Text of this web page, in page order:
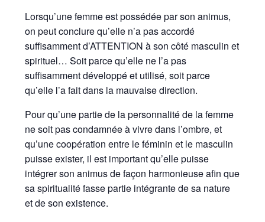
Lorsqu’une femme est possédée par son animus,
on peut conclure qu’elle n’a pas accordé
suffisamment d’ATTENTION à son côté masculin et
spirituel… Soit parce qu’elle ne l’a pas
suffisamment développé et utilisé, soit parce
qu’elle l’a fait dans la mauvaise direction.
Pour qu’une partie de la personnalité de la femme
ne soit pas condamnée à vivre dans l’ombre, et
qu’une coopération entre le féminin et le masculin
puisse exister, il est important qu’elle puisse
intégrer son animus de façon harmonieuse afin que
sa spiritualité fasse partie intégrante de sa nature
et de son existence.